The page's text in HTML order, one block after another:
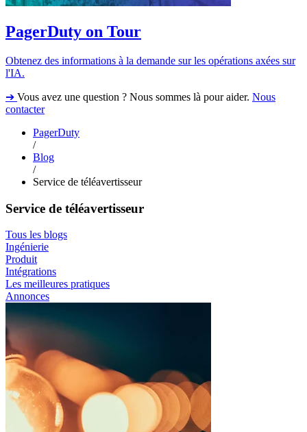
PagerDuty on Tour
Obtenez des informations à la demande sur les opérations axées sur
l'IA.
➔ Vous avez une question ? Nous sommes là pour aider. Nous
contacter
PagerDuty
/
Blog
/
Service de téléavertisseur
Service de téléavertisseur
Tous les blogs
Ingénierie
Produit
Intégrations
Les meilleures pratiques
Annonces